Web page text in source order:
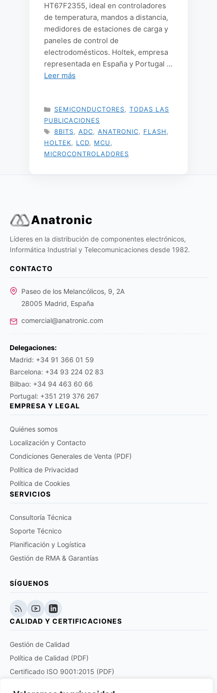
HT67F2355, ideal en controladores
de temperatura, mandos a distancia,
medidores de estaciones de carga y
paneles de control de
electrodomésticos. Holtek, empresa
representada en España y Portugal …
Leer más
CATEGORÍAS
SEMICONDUCTORES
TODAS LAS
PUBLICACIONES
ETIQUETAS
8BITS ADC ANATRONIC FLASH
HOLTEK
LCD MCU
MICROCONTROLADORES
Anatronic
Líderes en la distribución de componentes electrónicos,
Informática Industrial y Telecomunicaciones desde 1982.
CONTACTO
Paseo de los Melancólicos, 9, 2A
28005 Madrid, España
comercial@anatronic.com
Delegaciones:
Madrid: +34 91 366 01 59
Barcelona: +34 93 224 02 83
Bilbao: +34 94 463 60 66
Portugal: +351 219 376 267
EMPRESA Y LEGAL
Quiénes somos
Localización y Contacto
Condiciones Generales de Venta (PDF)
Política de Privacidad
Política de Cookies
SERVICIOS
Consultoría Técnica
Soporte Técnico
Planificación y Logística
Gestión de RMA & Garantías
SÍGUENOS
CALIDAD Y CERTIFICACIONES
Gestión de Calidad
Política de Calidad (PDF)
Certificado ISO 9001:2015 (PDF)